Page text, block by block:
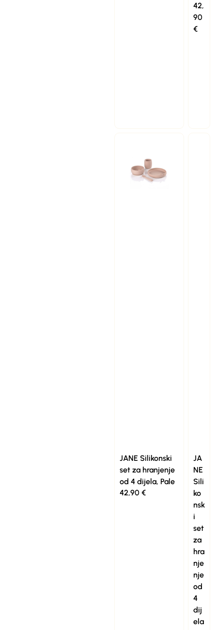
42,
90
€
JANE Silikonski
set za hranjenje
od 4 dijela, Pale
42,90 €
JA
NE
Sili
ko
nsk
i
set
za
hra
nje
nje
od
4
dij
ela